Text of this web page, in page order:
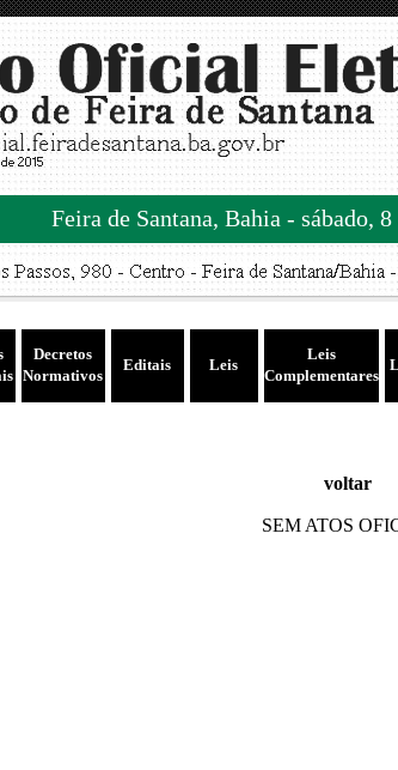
Feira de Santana, Bahia - sábado,
Decretos
Normativos
Editais Leis
Leis
Complementares
voltar
SEM ATOS